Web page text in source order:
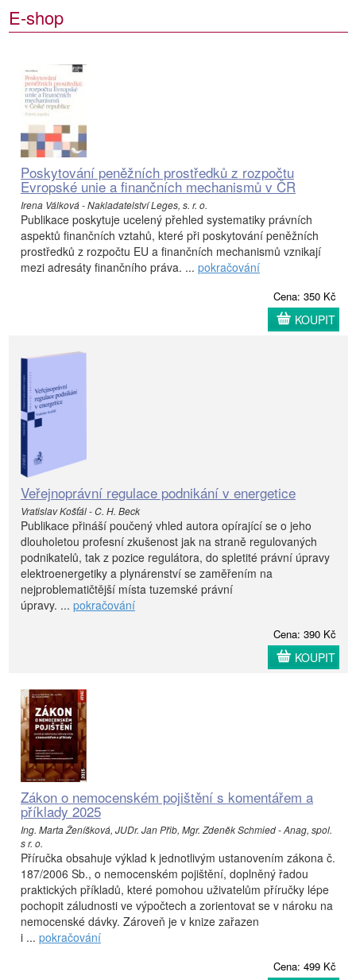
E-shop
Poskytování peněžních prostředků z rozpočtu
Evropské unie a finančních mechanismů v ČR
Irena Válková - Nakladatelství Leges, s. r. o.
Publikace poskytuje ucelený přehled systematiky právních
aspektů finančních vztahů, které při poskytování peněžních
prostředků z rozpočtu EU a finančních mechanismů vznikají
mezi adresáty finančního práva. ... pokračování
Cena: 350 Kč
KOUPIT
Veřejnoprávní regulace podnikání v energetice
Vratislav Košťál - C. H. Beck
Publikace přináší poučený vhled autora opírající se o jeho
dlouholetou profesní zkušenost jak na straně regulovaných
podnikatelů, tak z pozice regulátora, do spletité právní úpravy
elektroenergetiky a plynárenství se zaměřením na
nejproblematičtější místa tuzemské právní
úpravy. ... pokračování
Cena: 390 Kč
KOUPIT
Zákon o nemocenském pojištění s komentářem a
příklady 2025
Ing. Marta Ženíšková, JUDr. Jan Přib, Mgr. Zdeněk Schmied - Anag, spol.
s r. o.
Příručka obsahuje výklad k jednotlivým ustanovením zákona č.
187/2006 Sb., o nemocenském pojištění, doplněný řadou
praktických příkladů, které pomohou uživatelům příručky lépe
pochopit záludnosti ve výpočtech a zorientovat se v nároku na
nemocenské dávky. Zároveň je v knize zařazen
i ... pokračování
Cena: 499 Kč